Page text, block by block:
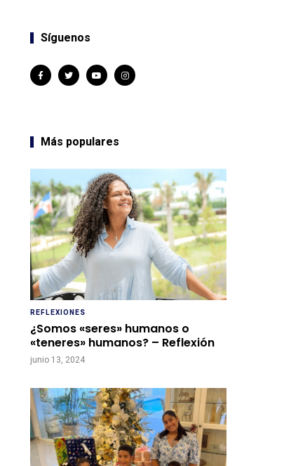
Síguenos
Más populares
REFLEXIONES
¿Somos «seres» humanos o
«teneres» humanos? – Reflexión
junio 13, 2024